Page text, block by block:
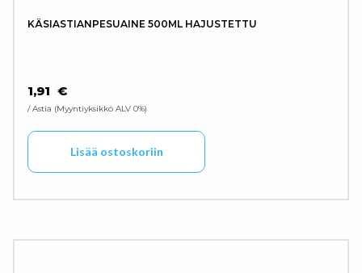
KÄSIASTIANPESUAINE 500ML HAJUSTETTU
1,91 €
/ Astia Myyntiyksikkö ALV 0%
Lisää ostoskoriin